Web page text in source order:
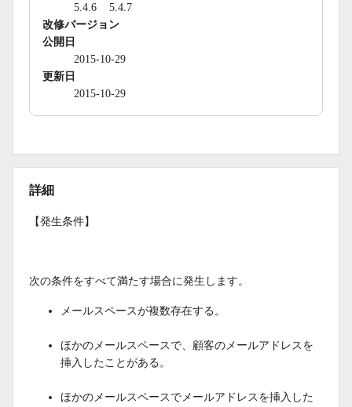
5.4.6
5.4.7
改修バージョン
公開日
2015-10-29
更新日
2015-10-29
詳細
【発生条件】
次の条件をすべて満たす場合に発生します。
メールスペースが複数存在する。
ほかのメールスペースで、顧客のメールアドレスを
挿入したことがある。
ほかのメールスペースでメールアドレスを挿入した